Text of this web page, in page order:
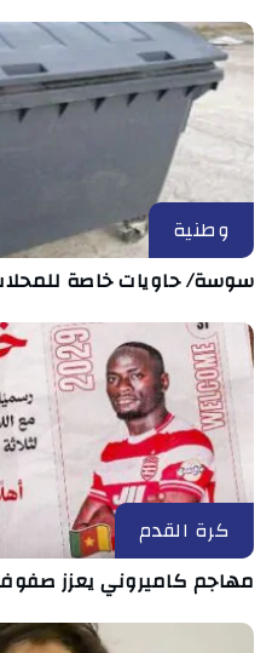
وطنية
سوسة/ حاويات خاصة
كرة القدم
مهاجم كاميروني يعزز صفوف